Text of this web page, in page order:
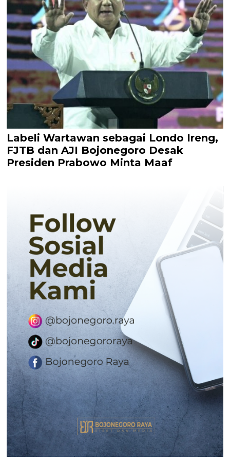
Labeli Wartawan sebagai Londo Ireng,
FJTB dan AJI Bojonegoro Desak
Presiden Prabowo Minta Maaf